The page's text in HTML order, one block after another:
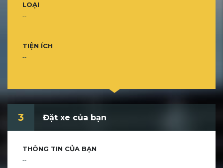
LOẠI
--
TIỆN ÍCH
--
3 Đặt xe của bạn
THÔNG TIN CỦA BẠN
--